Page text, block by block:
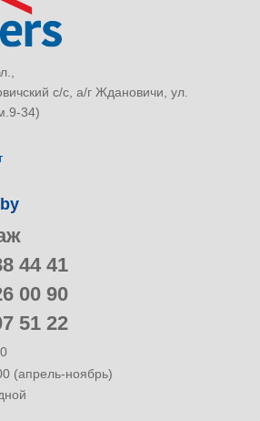
с/с, а/г Ждановичи, ул.
34)
44 41
00 90
51 22
(апрель-ноябрь)